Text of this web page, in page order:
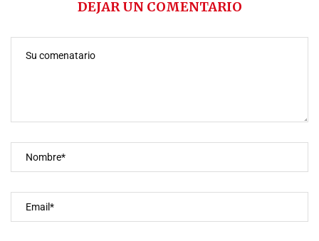
DEJAR UN COMENTARIO